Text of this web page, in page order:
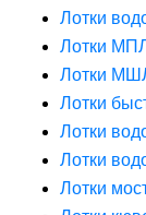
Лотки
Лотки
Лотки
Лотки
Лотки
Лотки
Лотки